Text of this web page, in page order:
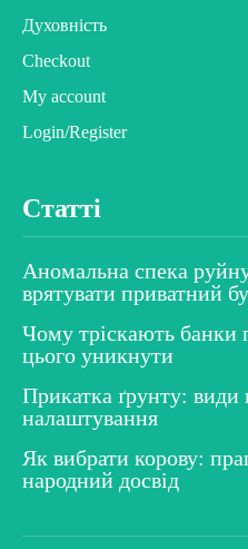
Духовність
Checkout
My account
Login/Register
Статті
Аномальна спека
врятувати приватний
Чому тріскають банки
цього уникнути
Прикатка ґрунту:
налаштування
Як вибрати корову:
народний досвід